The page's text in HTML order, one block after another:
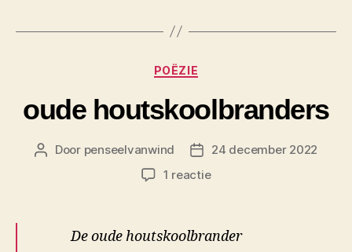
Categorieën
POËZIE
oude houtskoolbranders
Berichtauteur
Door penseelvanwind Berichtdatum
24 december 2022
1 reactieop
e
De oude houtskoolbrander